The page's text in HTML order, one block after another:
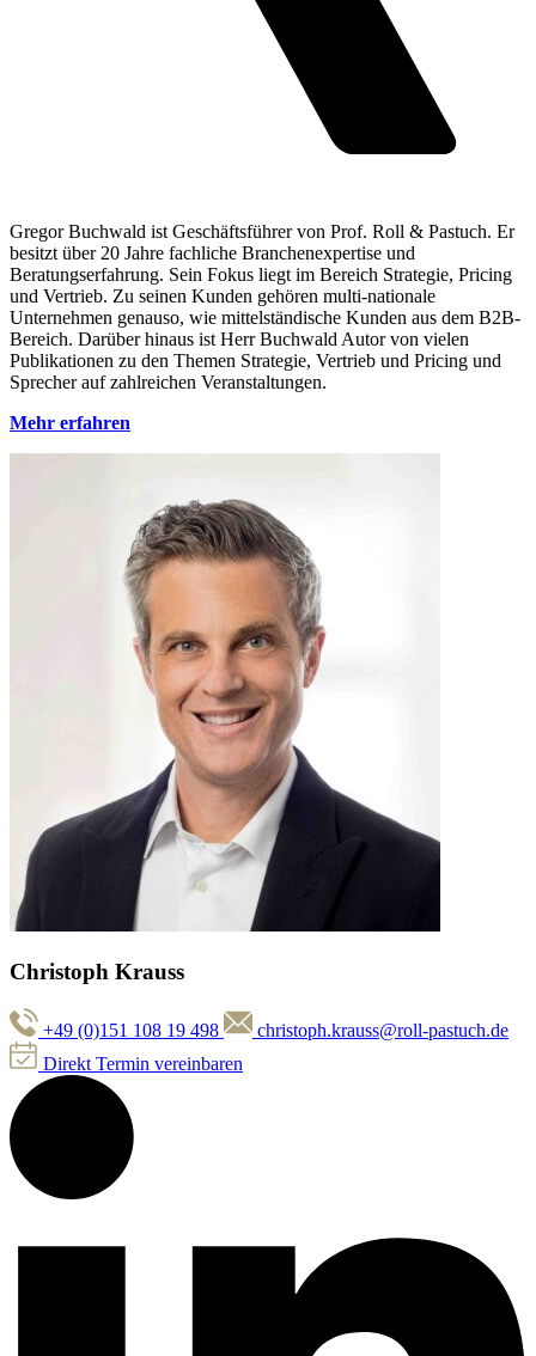
Gregor Buchwald ist Geschäftsführer von Prof. Roll & Pastuch. Er
besitzt über 20 Jahre fachliche Branchenexpertise und
Beratungserfahrung. Sein Fokus liegt im Bereich Strategie, Pricing
und Vertrieb. Zu seinen Kunden gehören multi-nationale
Unternehmen genauso, wie mittelständische Kunden aus dem B2B-
Bereich. Darüber hinaus ist Herr Buchwald Autor von vielen
Publikationen zu den Themen Strategie, Vertrieb und Pricing und
Sprecher auf zahlreichen Veranstaltungen.
Mehr erfahren
Christoph Krauss
+49 (0)151 108 19 498
christoph.krauss@roll-pastuch.de
Direkt Termin vereinbaren